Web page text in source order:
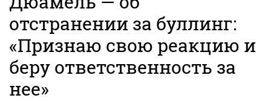
отстранении за буллинг:
«Признаю свою реакцию и
беру ответственность за
нее»